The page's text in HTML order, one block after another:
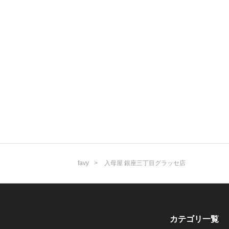
favy 入母屋 銀座三丁目グラッセ店
カテゴリ一覧